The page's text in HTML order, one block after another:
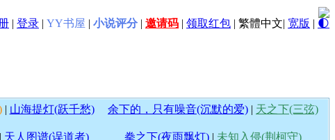
| 登录 | YY书屋 | 小说评分 | 邀请码 | 领取红包 | 繁體中文| 宽版 | 🌓
| 山海提灯(跃千愁) 余下的，只有噪音(沉默的爱) | 天之下(三弦)
天人图谱(误道者) 拳之下(夜雨飘灯) | 未知入侵(荆柯守)